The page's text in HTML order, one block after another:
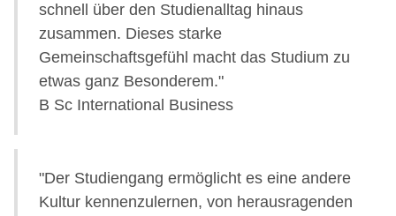
schnell über den Studienalltag hinaus
zusammen. Dieses starke
Gemeinschaftsgefühl macht das Studium zu
etwas ganz Besonderem."
B Sc International Business
"Der Studiengang ermöglicht es eine andere
Kultur kennenzulernen, von herausragenden